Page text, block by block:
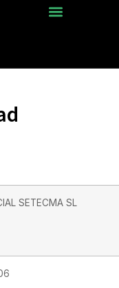
SETECMA SL